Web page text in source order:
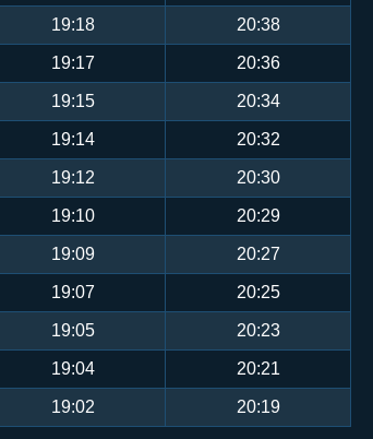
19:18 20:38
19:17 20:36
19:15 20:34
19:14 20:32
19:12 20:30
19:10 20:29
19:09 20:27
19:07 20:25
19:05 20:23
19:04 20:21
19:02 20:19